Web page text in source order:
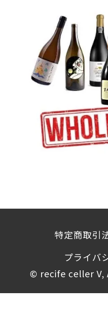
特定商取引
プライバ
©︎ recife celler V,